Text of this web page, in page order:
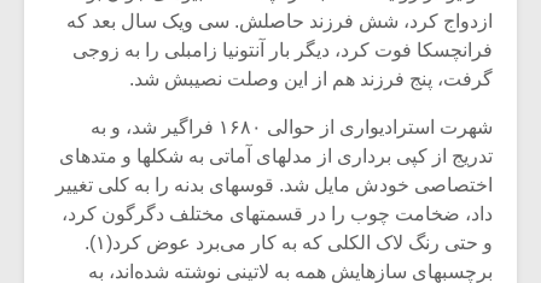
ازدواج کرد، شش فرزند حاصلش. سی ویک سال بعد که
فرانچسکا فوت کرد، دیگر بار آنتونیا زامبلی را به زوجی
گرفت، پنج فرزند هم از این وصلت نصیبش شد.
شهرت استرادیواری از حوالی ۱۶۸۰ فراگیر شد، و به
تدریج از کپی برداری از مدلهای آماتی به شکلها و متدهای
اختصاصی خودش مایل شد. قوسهای بدنه را به کلی تغییر
داد، ضخامت چوب را در قسمتهای مختلف دگرگون کرد،
و حتی رنگ لاک الکلی که به کار می‌برد عوض کرد(۱).
برچسبهای سازهایش همه به لاتینی نوشته شده‌اند، به
میکلوش روژا موریس ژار